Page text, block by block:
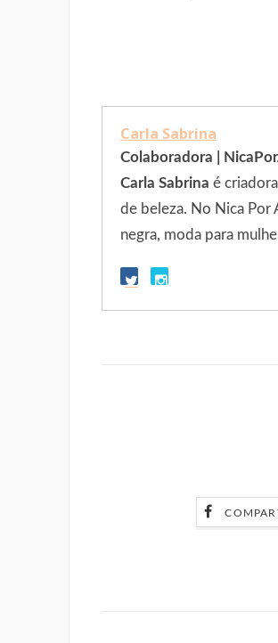
Carla Sabrina
Colaboradora |
Carla Sabrina é
de beleza. No Nica Por
negra, moda para